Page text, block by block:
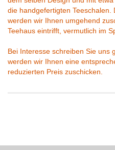
die handgefertigten Teeschalen.
werden wir Ihnen umgehend
Teehaus eintrifft, vermutlich im
Bei Interesse schreiben Sie uns
werden wir Ihnen eine
reduzierten Preis zuschicken.